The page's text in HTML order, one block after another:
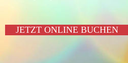
JETZT ONLINE BUCHEN